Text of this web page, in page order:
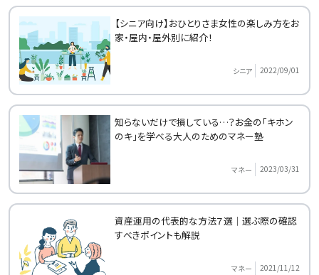
【シニア向け】おひとりさま女性の楽しみ方をお
家・屋内・屋外別に紹介！
シニア 2022/09/01
知らないだけで損している…？お金の「キホン
のキ」を学べる大人のためのマネー塾
マネー 2023/03/31
資産運用の代表的な方法７選｜選ぶ際の確認
すべきポイントも解説
マネー 2021/11/12